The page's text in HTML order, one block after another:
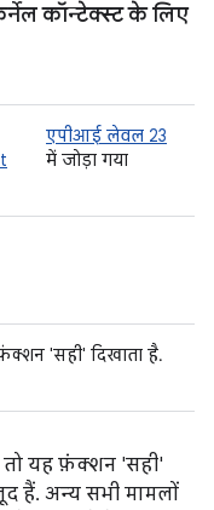
कॉन्टेक्स्ट के लिए
एपीआई लेवल 23
में जोड़ा गया
'सही' दिखाता है.
यह फ़ंक्शन 'सही'
हैं. अन्य सभी मामलों